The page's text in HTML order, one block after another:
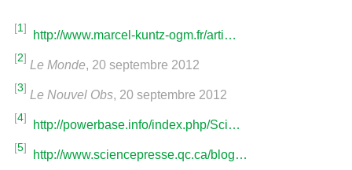
[1]
http://www.marcel-kuntz-ogm.fr/arti…
[2]
Le Monde, 20 septembre 2012
[3]
Le Nouvel Obs, 20 septembre 2012
[4]
http://powerbase.info/index.php/Sci…
[5]
http://www.sciencepresse.qc.ca/blog…